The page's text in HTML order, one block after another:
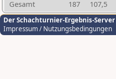
Gesamt 187 107,5
Der Schachturnier-Ergebnis-Server
Impressum / Nutzungsbedingungen